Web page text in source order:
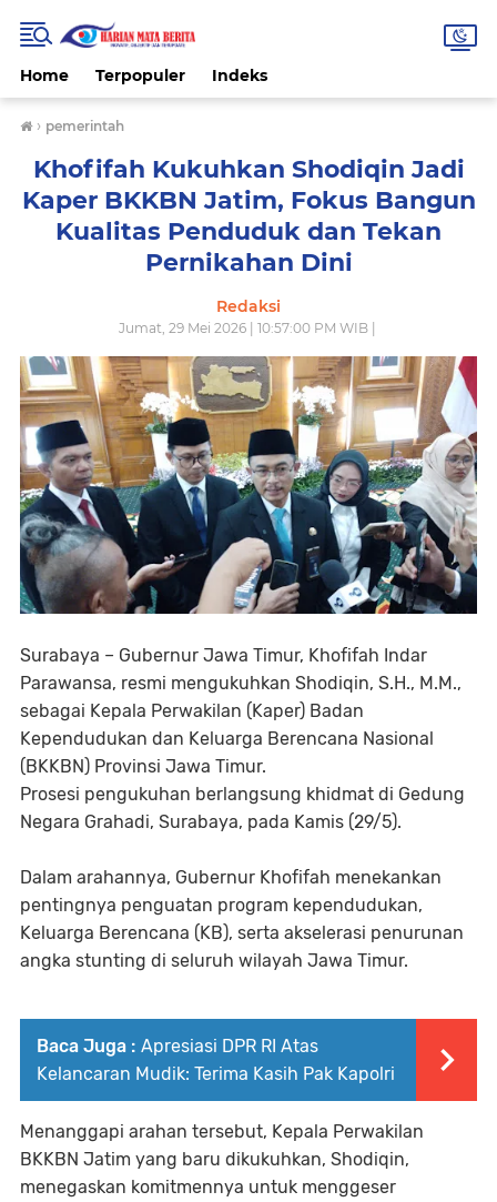
Home Terpopuler Indeks
› pemerintah
Khofifah Kukuhkan Shodiqin Jadi
Kaper BKKBN Jatim, Fokus Bangun
Kualitas Penduduk dan Tekan
Pernikahan Dini
Redaksi
Jumat, 29 Mei 2026 | 10:57:00 PM WIB |
Surabaya – Gubernur Jawa Timur, Khofifah Indar
Parawansa, resmi mengukuhkan Shodiqin, S.H., M.M.,
sebagai Kepala Perwakilan (Kaper) Badan
Kependudukan dan Keluarga Berencana Nasional
(BKKBN) Provinsi Jawa Timur.
Prosesi pengukuhan berlangsung khidmat di Gedung
Negara Grahadi, Surabaya, pada Kamis (29/5).
Dalam arahannya, Gubernur Khofifah menekankan
pentingnya penguatan program kependudukan,
Keluarga Berencana (KB), serta akselerasi penurunan
angka stunting di seluruh wilayah Jawa Timur.
Baca Juga : Apresiasi DPR RI Atas
Kelancaran Mudik: Terima Kasih Pak Kapolri
Menanggapi arahan tersebut, Kepala Perwakilan
BKKBN Jatim yang baru dikukuhkan, Shodiqin,
menegaskan komitmennya untuk menggeser